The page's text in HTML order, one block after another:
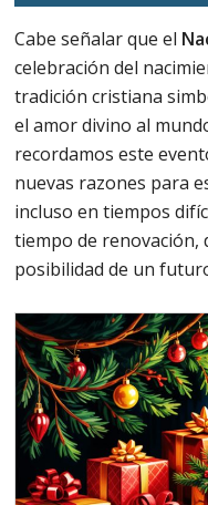
Cabe señalar que el
celebración del
tradición cristiana
el amor divino al
recordamos este
nuevas razones para
incluso en tiempos
tiempo de renovación,
posibilidad de un